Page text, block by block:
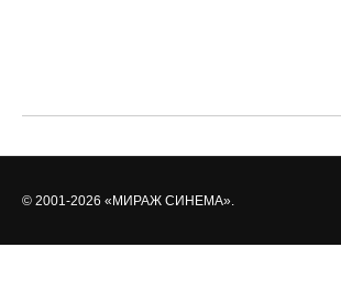
© 2001-2026 «МИРАЖ СИНЕМА».